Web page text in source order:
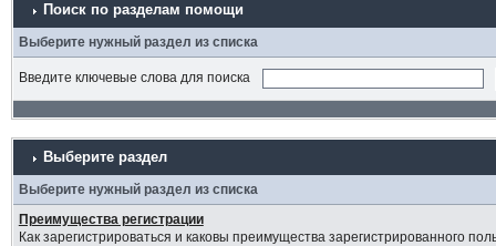
Поиск по разделам помощи
Выберите нужный раздел из списка
Введите ключевые слова для поиска
Выберите раздел
Выберите нужный раздел из списка
Преимущества регистрации
Как зарегистрироваться и каковы преимущества зарегистрированного